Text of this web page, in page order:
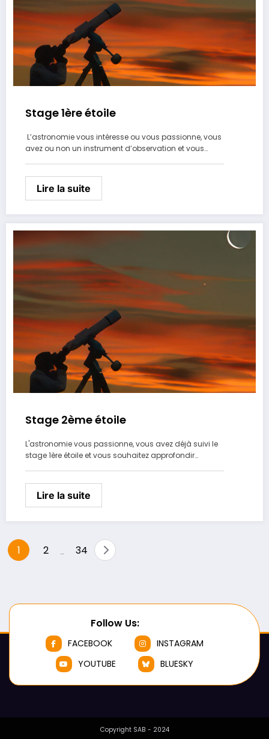
Stage 1ère étoile
L’astronomie vous intéresse ou vous passionne, vous
avez ou non un instrument d’observation et vous…
Lire la suite
Stage 2ème étoile
L'astronomie vous passionne, vous avez déjà suivi le
stage 1ère étoile et vous souhaitez approfondir…
Lire la suite
Pagination
1 2 34
Follow Us:
FACEBOOK
INSTAGRAM
YOUTUBE
BLUESKY
Copyright SAB - 2024